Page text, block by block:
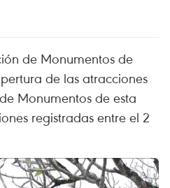
de Monumentos de
de las atracciones
Monumentos de esta
registradas entre el 2